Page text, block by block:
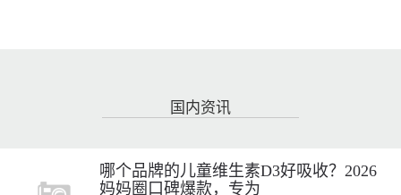
国内资讯
哪个品牌的儿童维生素D3好吸收？2026
妈妈圈口碑爆款，专为